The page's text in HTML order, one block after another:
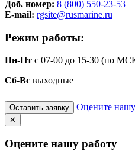
Доб. номер: 8 (800) 550-23-53
E-mail: rgsite@rusmarine.ru
Режим работы:
Пн-Пт с 07-00 до 15-30 (по
Сб-Вс выходные
Оставить заявку Оцените
✕
Оцените нашу работу